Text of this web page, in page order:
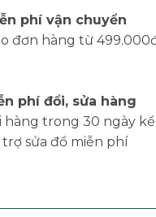
phí vận chuyển
đơn hàng từ
phí đổi, sửa hàng
hàng trong 30 ngày
trợ sửa đồ miễn phí